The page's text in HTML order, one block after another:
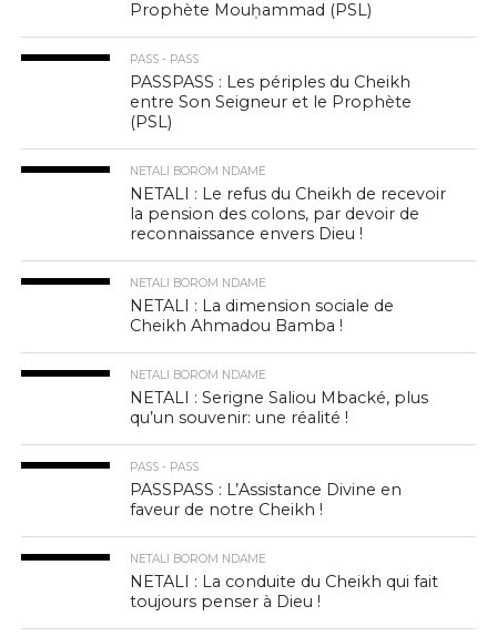
Prophète Mouḥammad (PSL)
PASS - PASS
PASSPASS : Les périples du Cheikh
entre Son Seigneur et le Prophète
(PSL)
NETALI BOROM NDAME
NETALI : Le refus du Cheikh de recevoir
la pension des colons, par devoir de
reconnaissance envers Dieu !
NETALI BOROM NDAME
NETALI : La dimension sociale de
Cheikh Ahmadou Bamba !
NETALI BOROM NDAME
NETALI : Serigne Saliou Mbacké, plus
qu’un souvenir: une réalité !
PASS - PASS
PASSPASS : L’Assistance Divine en
faveur de notre Cheikh !
NETALI BOROM NDAME
NETALI : La conduite du Cheikh qui fait
toujours penser à Dieu !